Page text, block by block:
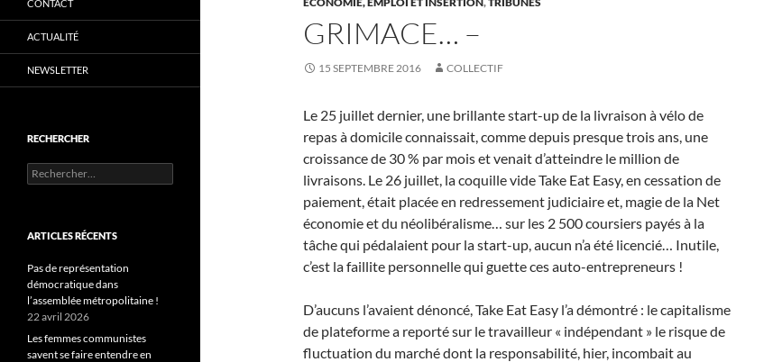
GRIMACE… –
15 SEPTEMBRE 2016 COLLECTIF
Le 25 juillet dernier, une brillante start-up de la livraison à vélo de
repas à domicile connaissait, comme depuis presque trois ans, une
croissance de 30 % par mois et venait d’atteindre le million de
livraisons. Le 26 juillet, la coquille vide Take Eat Easy, en cessation de
paiement, était placée en redressement judiciaire et, magie de la Net
économie et du néolibéralisme… sur les 2 500 coursiers payés à la
tâche qui pédalaient pour la start-up, aucun n’a été licencié… Inutile,
c’est la faillite personnelle qui guette ces auto-entrepreneurs !
D’aucuns l’avaient dénoncé, Take Eat Easy l’a démontré : le capitalisme
de plateforme a reporté sur le travailleur « indépendant » le risque de
fluctuation du marché dont la responsabilité, hier, incombait au
CONTACT
ACTUALITÉ
NEWSLETTER
RECHERCHER
Rechercher :
ARTICLES RÉCENTS
Pas de représentation
démocratique dans
l’assemblée métropolitaine !
22 avril 2026
Les femmes communistes
savent se faire entendre en